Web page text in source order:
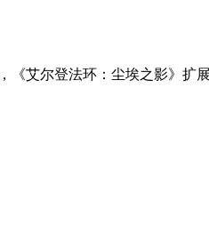
《艾尔登法环：尘埃之影》扩